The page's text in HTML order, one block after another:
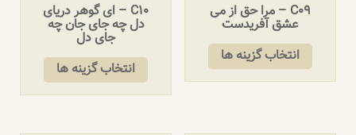
C09 – مرا حق از می
عشق آفریدست
انتخاب گزینه ها
C10 – ای گوهر دریای
دل چه جای جان چه
جای دل
انتخاب گزینه ها